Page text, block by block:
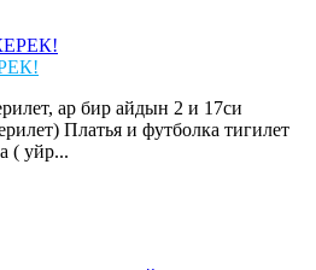
ар бир айдын 2 и 17си
Платья и футболка тигилет
( уйр...